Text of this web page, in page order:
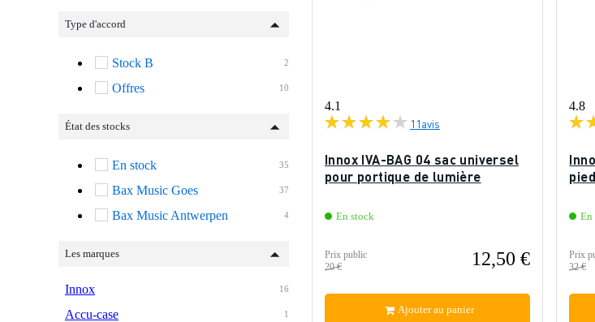
Type d'accord
2
Stock B
10
Offres
État des stocks
35
En stock
37
Bax Music Goes
4
Bax Music Antwerpen
Les marques
16
Innox
1
Accu-case
4.1
11avis
Innox IVA-BAG 04 sac universel
pour portique de lumière
En stock
Prix public
20 €
12,50 €
Ajouter au panier
4.8
En
Prix
32 €